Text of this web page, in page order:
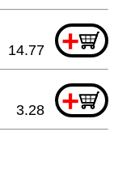
+
14.77
+
3.28